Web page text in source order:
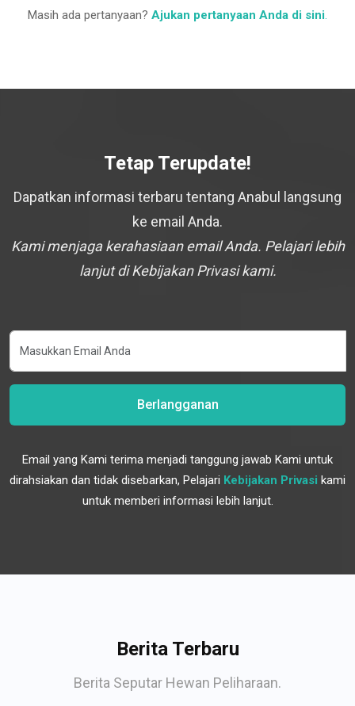
Masih ada pertanyaan? Ajukan pertanyaan Anda di sini.
Tetap Terupdate!
Dapatkan informasi terbaru tentang Anabul langsung
ke email Anda.
Kami menjaga kerahasiaan email Anda. Pelajari lebih
lanjut di Kebijakan Privasi kami.
Berlangganan
Email yang Kami terima menjadi tanggung jawab Kami untuk
dirahsiakan dan tidak disebarkan, Pelajari Kebijakan Privasi kami
untuk memberi informasi lebih lanjut.
Berita Terbaru
Berita Seputar Hewan Peliharaan.